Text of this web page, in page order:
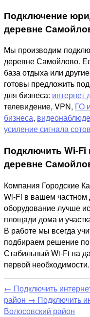
Подключение
деревне
Мы производим
деревне Самойлово.
база отдыха или
готовы предложить
для бизнеса: интернет
телевидение, VPN, ГО
бизнеса,
усиление сигнала
Подключить Wi-Fi
деревне
Компания Городские
Wi-Fi в вашем
оборудование лучше
площади дома и
В работе мы всегда
подбираем решение
Стабильный Wi-Fi на
первой необходимости.
← Подключить
район → Подключить
Волосовский район